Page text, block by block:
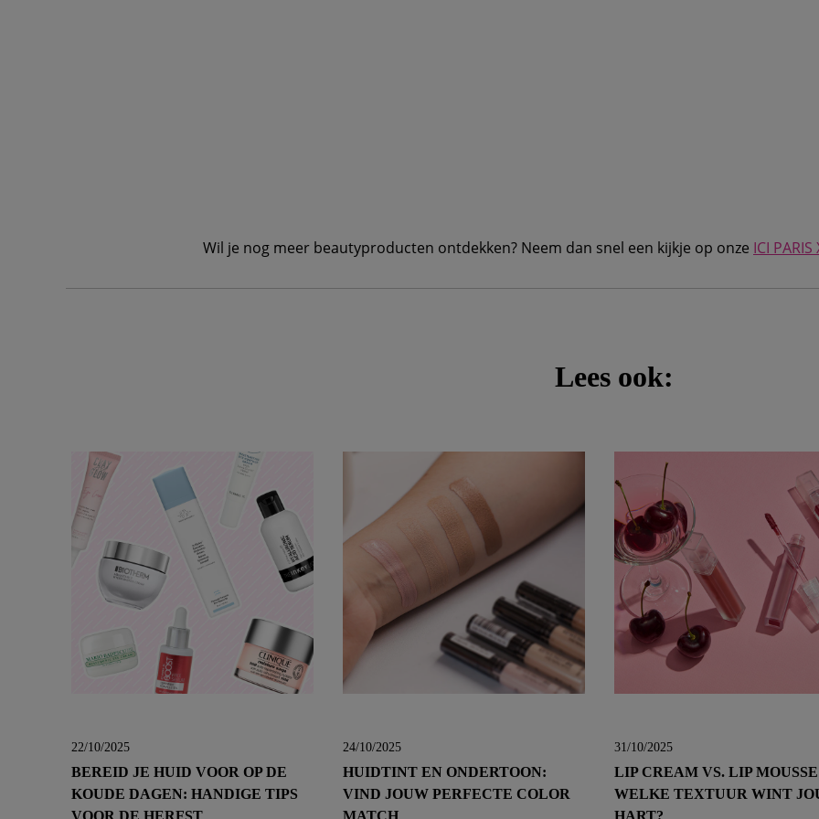
Wil je nog meer beautyproducten ontdekken? Neem dan snel een kijkje op onze ICI
Lees ook:
22/10/2025
BEREID JE HUID VOOR OP DE
KOUDE DAGEN: HANDIGE TIPS
VOOR DE HERFST
24/10/2025
HUIDTINT EN ONDERTOON:
VIND JOUW PERFECTE COLOR
MATCH
31/10/2025
LIP CREAM VS. LIP
WELKE TEXTUUR WINT
HART?